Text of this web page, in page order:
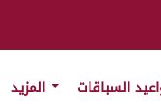
السباقات